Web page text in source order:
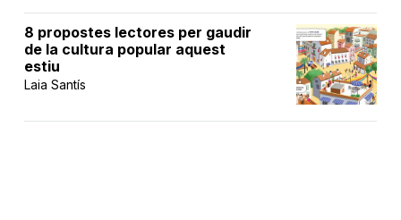
8 propostes lectores per gaudir
de la cultura popular aquest
estiu
Laia Santís